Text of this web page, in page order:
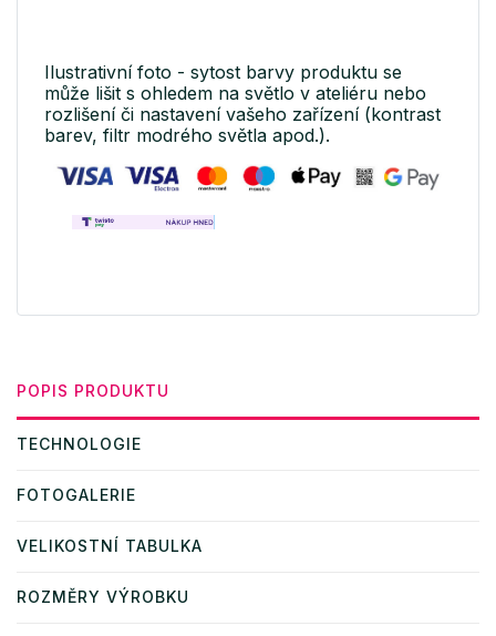
Ilustrativní foto - sytost barvy produktu se
může lišit s ohledem na světlo v ateliéru nebo
rozlišení či nastavení vašeho zařízení (kontrast
barev, filtr modrého světla apod.).
POPIS PRODUKTU
TECHNOLOGIE
FOTOGALERIE
VELIKOSTNÍ TABULKA
ROZMĚRY VÝROBKU